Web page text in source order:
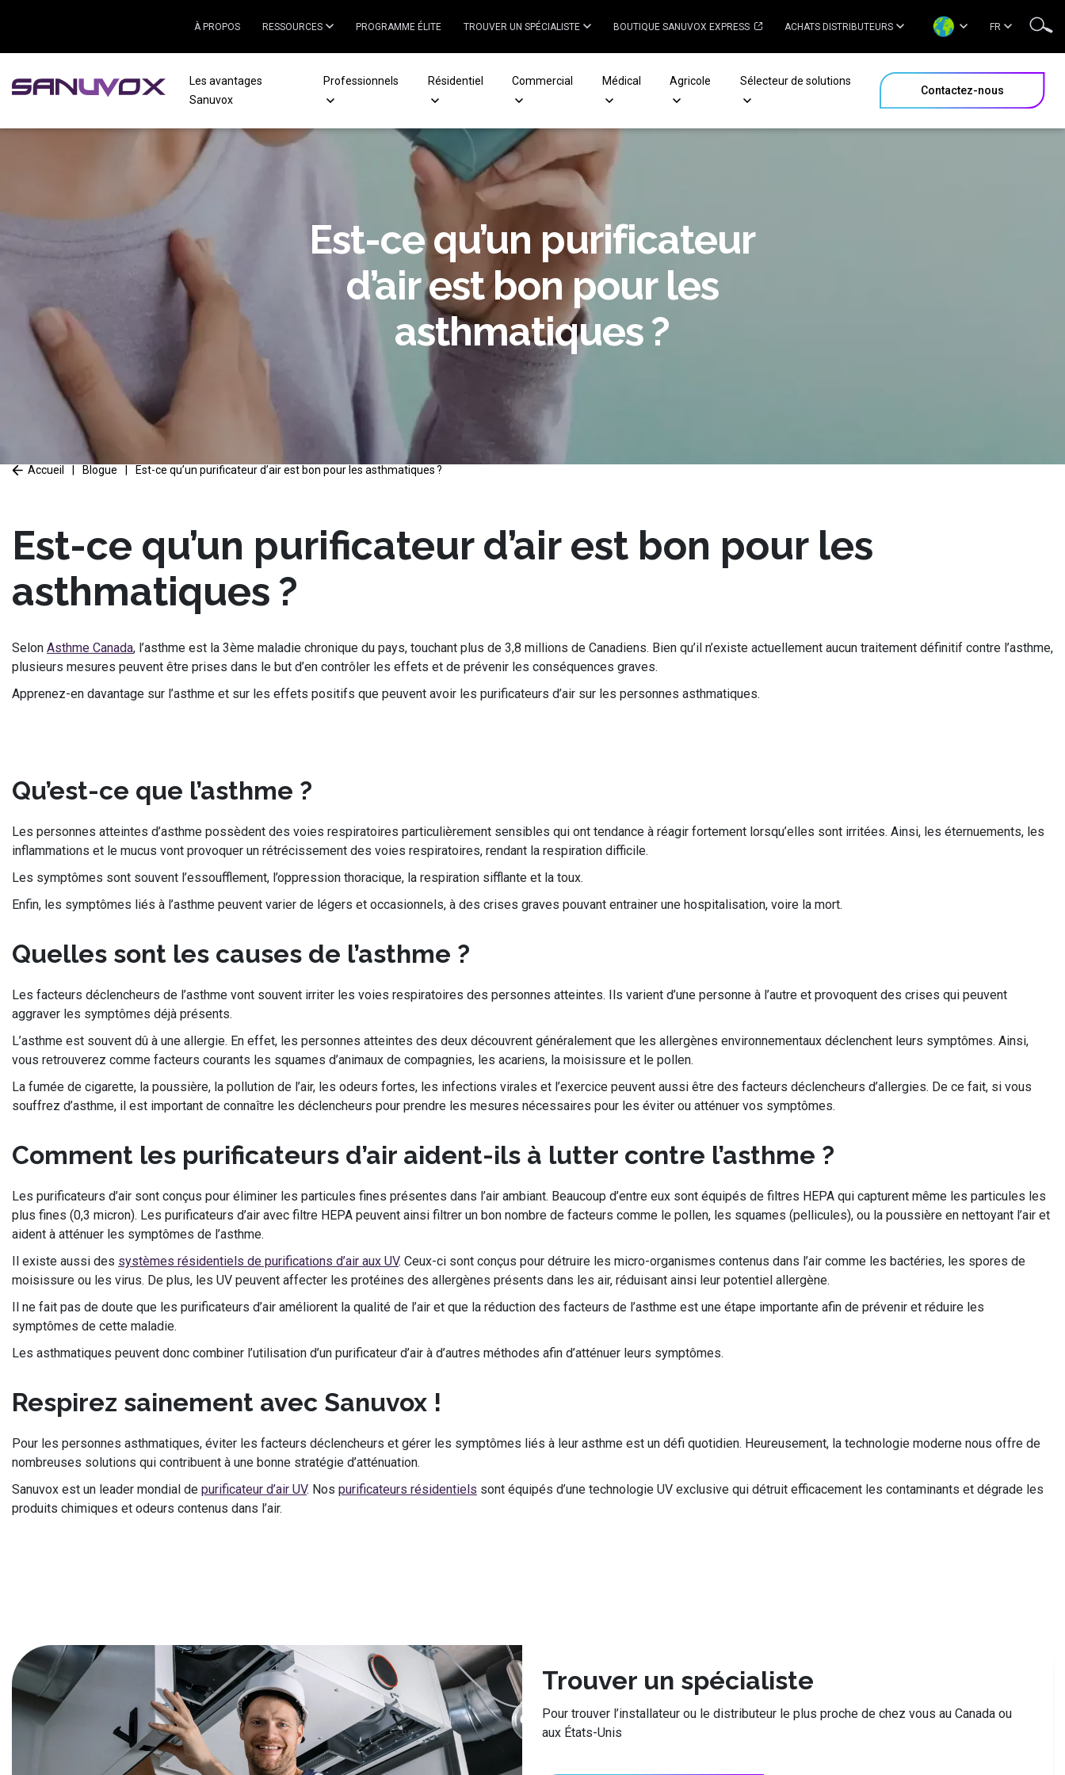
À PROPOS RESSOURCES PROGRAMME ÉLITE TROUVER UN SPÉCIALISTE BOUTIQUE SANUVOX EXPRESS ACHATS DISTRIBUTEURS FR
Les avantages
Sanuvox
Professionnels Résidentiel Commercial Médical Agricole Sélecteur de solutions
Contactez-nous
Est-ce qu’un purificateur
d’air est bon pour les
asthmatiques ?
Accueil Blogue Est-ce qu’un purificateur d’air est bon pour les asthmatiques ?
Est-ce qu’un purificateur d’air est bon pour les
asthmatiques ?
Selon Asthme Canada, l’asthme est la 3ème maladie chronique du pays, touchant plus de 3,8 millions de Canadiens. Bien qu’il n’existe actuellement aucun traitement définitif contre l’asthme,
plusieurs mesures peuvent être prises dans le but d’en contrôler les effets et de prévenir les conséquences graves.
Apprenez-en davantage sur l’asthme et sur les effets positifs que peuvent avoir les purificateurs d’air sur les personnes asthmatiques.
Qu’est-ce que l’asthme ?
Les personnes atteintes d’asthme possèdent des voies respiratoires particulièrement sensibles qui ont tendance à réagir fortement lorsqu’elles sont irritées. Ainsi, les éternuements, les
inflammations et le mucus vont provoquer un rétrécissement des voies respiratoires, rendant la respiration difficile.
Les symptômes sont souvent l’essoufflement, l’oppression thoracique, la respiration sifflante et la toux.
Enfin, les symptômes liés à l’asthme peuvent varier de légers et occasionnels, à des crises graves pouvant entrainer une hospitalisation, voire la mort.
Quelles sont les causes de l’asthme ?
Les facteurs déclencheurs de l’asthme vont souvent irriter les voies respiratoires des personnes atteintes. Ils varient d’une personne à l’autre et provoquent des crises qui peuvent
aggraver les symptômes déjà présents.
L’asthme est souvent dû à une allergie. En effet, les personnes atteintes des deux découvrent généralement que les allergènes environnementaux déclenchent leurs symptômes. Ainsi,
vous retrouverez comme facteurs courants les squames d’animaux de compagnies, les acariens, la moisissure et le pollen.
La fumée de cigarette, la poussière, la pollution de l’air, les odeurs fortes, les infections virales et l’exercice peuvent aussi être des facteurs déclencheurs d’allergies. De ce fait, si vous
souffrez d’asthme, il est important de connaître les déclencheurs pour prendre les mesures nécessaires pour les éviter ou atténuer vos symptômes.
Comment les purificateurs d’air aident-ils à lutter contre l’asthme ?
Les purificateurs d’air sont conçus pour éliminer les particules fines présentes dans l’air ambiant. Beaucoup d’entre eux sont équipés de filtres HEPA qui capturent même les particules les
plus fines (0,3 micron). Les purificateurs d’air avec filtre HEPA peuvent ainsi filtrer un bon nombre de facteurs comme le pollen, les squames (pellicules), ou la poussière en nettoyant l’air et
aident à atténuer les symptômes de l’asthme.
Il existe aussi des systèmes résidentiels de purifications d’air aux UV. Ceux-ci sont conçus pour détruire les micro-organismes contenus dans l’air comme les bactéries, les spores de
moisissure ou les virus. De plus, les UV peuvent affecter les protéines des allergènes présents dans les air, réduisant ainsi leur potentiel allergène.
Il ne fait pas de doute que les purificateurs d’air améliorent la qualité de l’air et que la réduction des facteurs de l’asthme est une étape importante afin de prévenir et réduire les
symptômes de cette maladie.
Les asthmatiques peuvent donc combiner l’utilisation d’un purificateur d’air à d’autres méthodes afin d’atténuer leurs symptômes.
Respirez sainement avec Sanuvox !
Pour les personnes asthmatiques, éviter les facteurs déclencheurs et gérer les symptômes liés à leur asthme est un défi quotidien. Heureusement, la technologie moderne nous offre de
nombreuses solutions qui contribuent à une bonne stratégie d’atténuation.
Sanuvox est un leader mondial de purificateur d’air UV. Nos purificateurs résidentiels sont équipés d’une technologie UV exclusive qui détruit efficacement les contaminants et dégrade les
produits chimiques et odeurs contenus dans l’air.
Trouver un spécialiste
Pour trouver l’installateur ou le distributeur le plus proche de chez vous au Canada ou
aux États-Unis